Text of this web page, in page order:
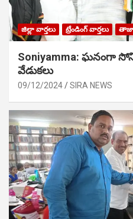
జిల్లా వార్తలు ట్రేండింగ్ వార్తలు తాజా
Soniyamma: ఘ‌నంగా
వేడుక‌లు
09/12/2024 SIRA NEWS